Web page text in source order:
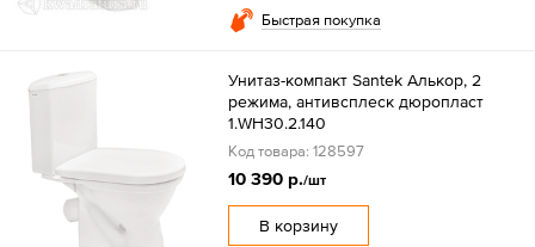
Быстрая покупка
Унитаз-компакт Santek Алькор, 2
режима, антивсплеск дюропласт
1.WH30.2.140
Код товара: 128597
10 390 р./шт
В корзину